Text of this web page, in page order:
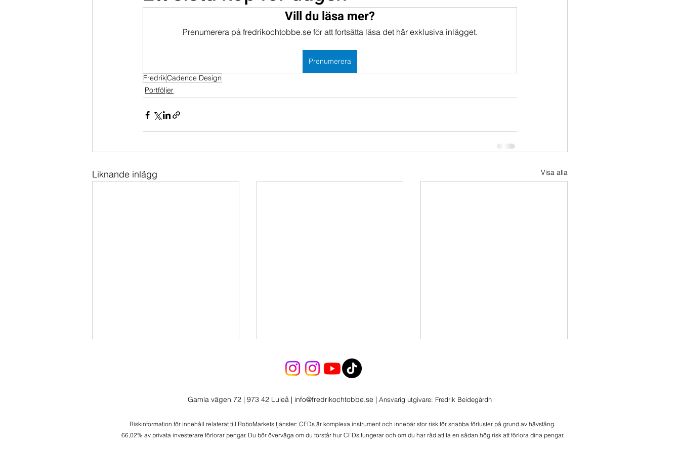
Portföljer
Vill du läsa mer?
Prenumerera på fredrikochtobbe.se för att fortsätta läsa det här exklusiva inlägget.
Prenumerera
FredrikCadence Design
Portföljer
Liknande inlägg Visa alla
Transaktion i Momentum
Sälj i Momentum
Sälj i Momentum
Gamla vägen 72 | 973 42 Luleå | info@fredrikochtobbe.se | Ansvarig utgivare: Fredrik Beidegårdh
Riskinformation för innehåll relaterat till RoboMarkets tjänster: CFDs är komplexa instrument och innebär stor risk för snabba förluster på grund av hävstång.
66,02% av privata investerare förlorar pengar. Du bör överväga om du förstår hur CFDs fungerar och om du har råd att ta en sådan hög risk att förlora dina pengar.